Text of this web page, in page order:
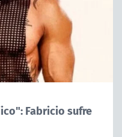
Fabricio sufre